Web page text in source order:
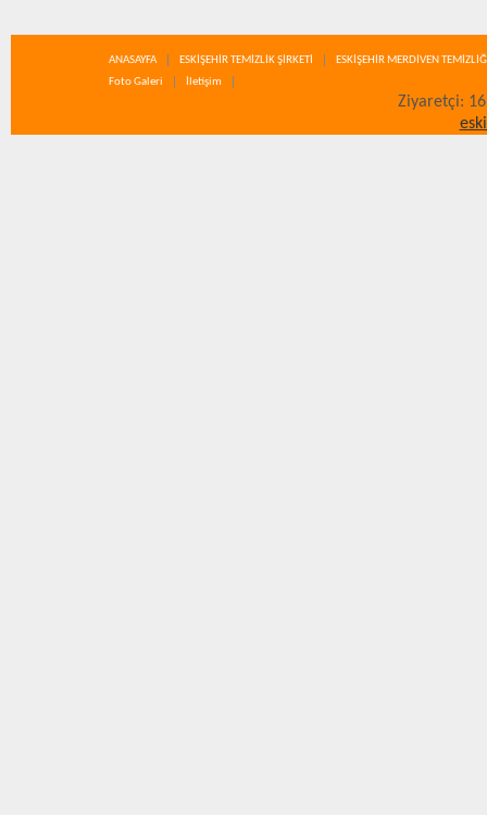
ANASAYFA ESKİŞEHİR TEMİZLİK ŞİRKETİ
ESKİŞEHİR MERDİVEN
Foto Galeri
İletişim
Ziyaretçi: